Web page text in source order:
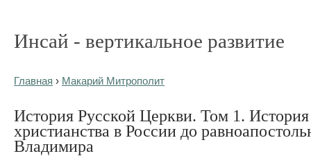
Инсай - вертикальное развитие
Главная › Макарий Митрополит
История Русской Церкви. Том 1. История
христианства в России до
Владимира